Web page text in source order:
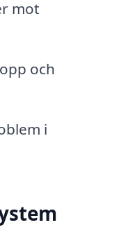
mot
och
i